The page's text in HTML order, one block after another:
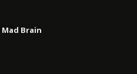
Mad Brain